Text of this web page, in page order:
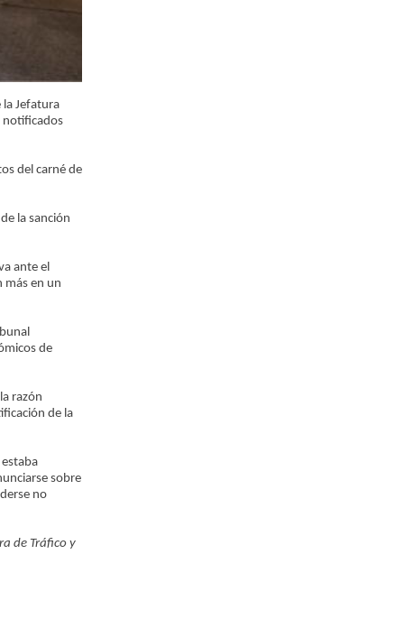
Jefatura
del carné de
la sanción
ante el
más en un
de
razón
de la
sobre
no
de Tráfico y